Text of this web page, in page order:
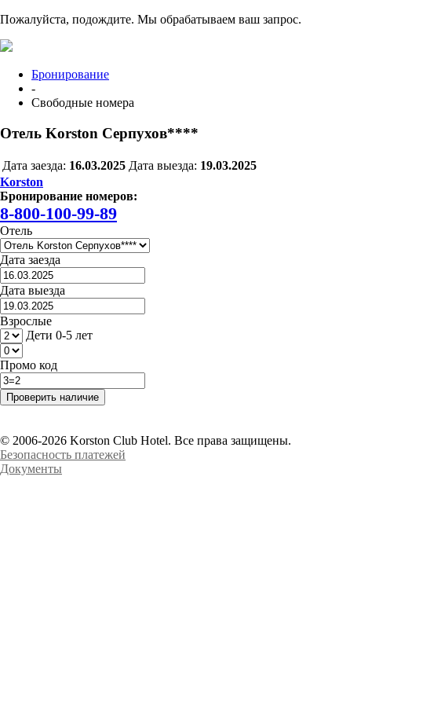
Пожалуйста, подождите. Мы обрабатываем ваш запрос.
Бронирование
-
Свободные номера
Отель Korston Серпухов****
Дата заезда: 16.03.2025 Дата выезда: 19.03.2025
Korston
Бронирование номеров:
8-800-100-99-89
Отель
Дата заезда
Дата выезда
Взрослые
Дети 0-5 лет
Промо код
© 2006-2026 Korston Club Hotel. Все права защищены.
Безопасность платежей
Документы